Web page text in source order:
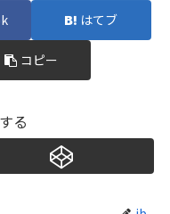
はてブ
コピー
る